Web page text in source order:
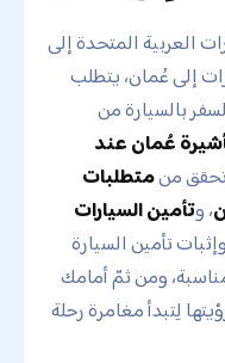
العربية المتحدة إلى
إلى عُمان، يتطلب
بالسيارة من
عُمان عند
منمتطلبات
، وتأمين السيارات
تأمين السيارة
ومن ثمّ أمامك
لِتبدأ مغامرة رحلة